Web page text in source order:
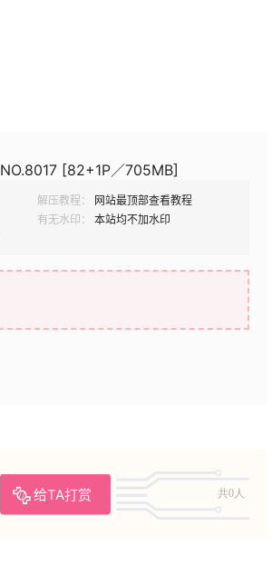
[82+1P／705MB]
解压教程：
网站最顶部查看教程
有无水印：
本站均不加水印
给TA打赏 共0人